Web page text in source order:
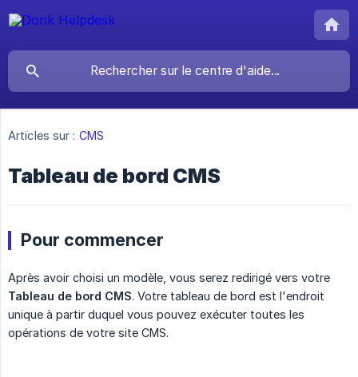
Articles sur : CMS
Tableau de bord CMS
Pour commencer
Après avoir choisi un modèle, vous serez redirigé vers votre
Tableau de bord CMS. Votre tableau de bord est l'endroit
unique à partir duquel vous pouvez exécuter toutes les
opérations de votre site CMS.